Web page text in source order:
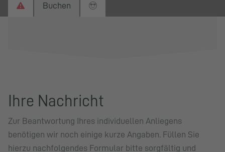
Buchen
Ihre Nachricht
Zur Beantwortung Ihres individuellen Anliegens
benötigen wir noch einige kurze Angaben. Füllen Sie
hierzu nachfolgendes Formular bitte sorgfältig und